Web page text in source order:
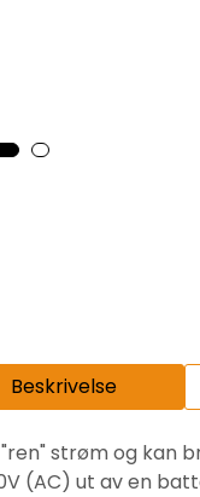
Beskrivelse
strøm og kan
(AC) ut av en